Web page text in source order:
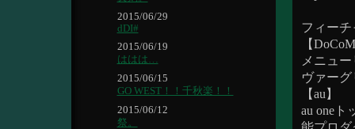
フィー
【
メニュ
ヴァー
【au】
au one
2015/06/29
dDI#
2015/06/19
ははは…
2015/06/15
GO WEST！！千秋楽！！
2015/06/12
祭。